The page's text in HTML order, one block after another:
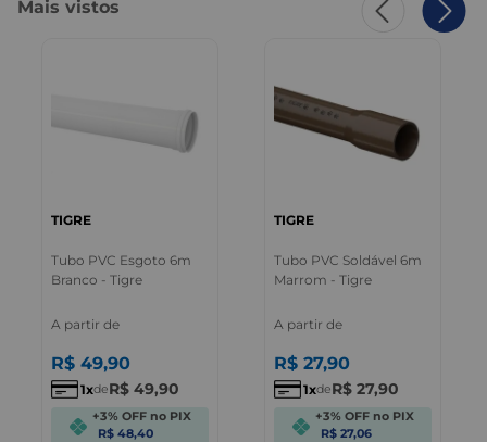
Mais vistos
TIGRE
Tubo PVC Esgoto 6m
Branco - Tigre
A partir de
R$ 49,90
1 deR$ 49,90
+3% OFF no PIX
R$ 48,40
TIGRE
Tubo PVC Soldável 6m
Marrom - Tigre
A partir de
R$ 27,90
1 deR$ 27,90
+3% OFF no PIX
R$ 27,06